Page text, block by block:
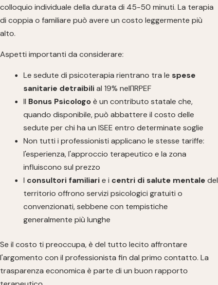
colloquio individuale della durata di 45-50 minuti. La terapia
di coppia o familiare può avere un costo leggermente più
alto.
Aspetti importanti da considerare:
Le sedute di psicoterapia rientrano tra le spese
sanitarie detraibilial 19% nell'IRPEF
Il Bonus Psicologoè un contributo statale che,
quando disponibile, può abbattere il costo delle
sedute per chi ha un ISEE entro determinate soglie
Non tutti i professionisti applicano le stesse tariffe:
l'esperienza, l'approccio terapeutico e la zona
influiscono sul prezzo
I consultori familiarie i centri di salute mentale del
territorio offrono servizi psicologici gratuiti o
convenzionati, sebbene con tempistiche
generalmente più lunghe
Se il costo ti preoccupa, è del tutto lecito affrontare
l'argomento con il professionista fin dal primo contatto. La
trasparenza economica è parte di un buon rapporto